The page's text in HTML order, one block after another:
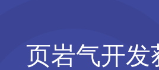
页岩气开发